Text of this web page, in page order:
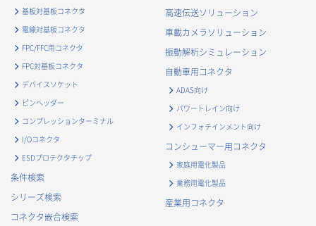
・
お客様との取引の進捗状況を管理するため
・
お客様に対してアンケートを実施するため
・
お客様からのお問合せに対して対応するため
・
マーケティング調査及び分析のため
お取引先および業務上関係する他社・団体・官公庁の方に関す
る個人情報
・
お問い合わせ対応、商談、打合せ等業務上必要な対応およ
・
契約の履行または事業上必要な取引先情報の管理のため
・
当社事業および取引に関するアンケート調査等への協力依
・
官公庁・各種業界団体等への報告・届出のため
基板対基板コネクタ
電線対基板コネクタ
FPC/FFC用コネクタ
FPC対基板コネクタ
デバイスソケット
ピンヘッダー
コンプレッションターミナル
I/Oコネクタ
ESDプロテクタチップ
条件検索
シリーズ検索
コネクタ嵌合検索
高速伝送ソリューション
車載カメラソリューション
振動解析シミュレーション
自動車用コネクタ
ADAS向け
パワートレイン向け
インフォテインメント向け
コンシューマー用コネクタ
家庭用電化製品
業務用電化製品
産業用コネクタ